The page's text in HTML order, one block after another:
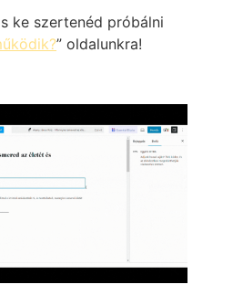
ke szertenéd próbálni
” oldalunkra!